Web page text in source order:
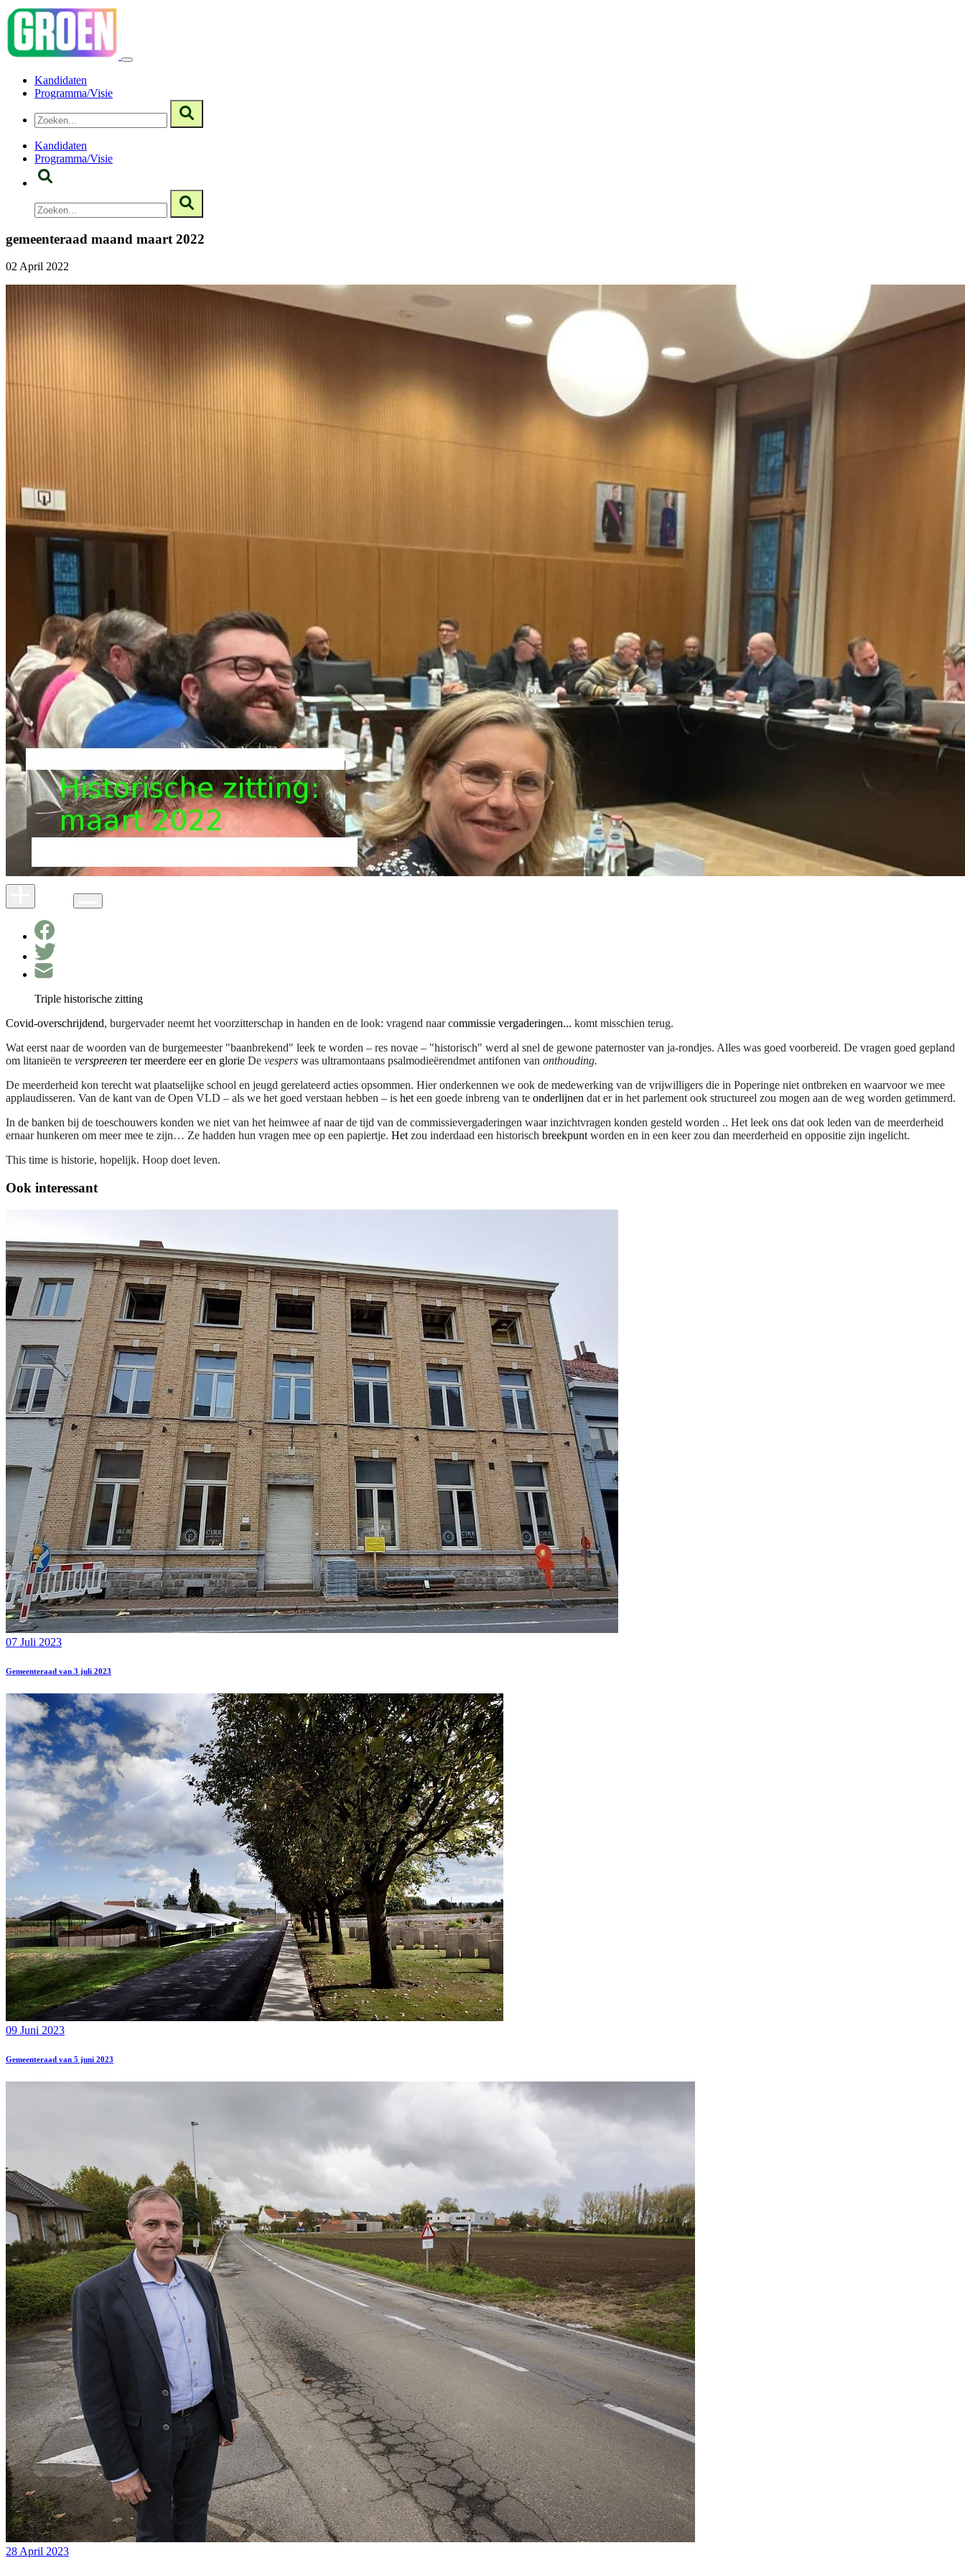
Kandidaten
Programma/Visie
Kandidaten
Programma/Visie
gemeenteraad maand maart 2022
02 April 2022
Triple historische zitting
Covid-overschrijdend, burgervader neemt het voorzitterschap in handen en de look: vragend naar commissie vergaderingen... komt misschien terug.
Wat eerst naar de woorden van de burgemeester "baanbrekend" leek te worden – res novae – "historisch" werd al snel de gewone paternoster van ja-rondjes. Alles was goed voorbereid. De vragen goed gepland
om litanieën te verspreeren ter meerdere eer en glorie De vespers was ultramontaans psalmodieërendmet antifonen van onthouding.
De meerderheid kon terecht wat plaatselijke school en jeugd gerelateerd acties opsommen. Hier onderkennen we ook de medewerking van de vrijwilligers die in Poperinge niet ontbreken en waarvoor we mee
applaudisseren. Van de kant van de Open VLD – als we het goed verstaan hebben – is heteen goede inbreng van te onderlijnen dat er in het parlement ook structureel zou mogen aan de weg worden getimmerd.
In de banken bij de toeschouwers konden we niet van het heimwee af naar de tijd van de commissievergaderingen waar inzichtvragen konden gesteld worden .. Het leek ons dat ook leden van de meerderheid
ernaar hunkeren om meer mee te zijn… Ze hadden hun vragen mee op een papiertje. Hetzou inderdaad een historisch breekpuntworden en in een keer zou dan meerderheid en oppositie zijn ingelicht.
This time is historie, hopelijk. Hoop doet leven.
Ook interessant
07 Juli 2023
Gemeenteraad van 3 juli 2023
09 Juni 2023
Gemeenteraad van 5 juni 2023
28 April 2023